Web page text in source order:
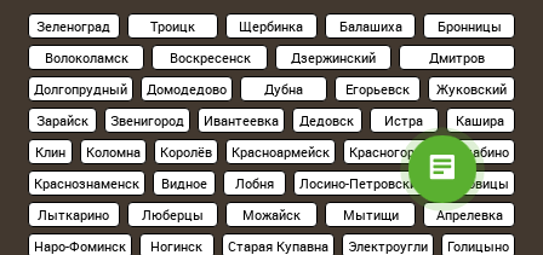
Зеленоград Троицк Щербинка Балашиха
Бронницы
Волоколамск
Воскресенск Дзержинский
Дмитров
Долгопрудный
Домодедово Дубна Егорьевск
Жуковский
Зарайск
Звенигород Ивантеевка Дедовск Истра
Кашира
Клин
Коломна Королёв Красноармейск Красногорск
Нахабино
Краснознаменск
Видное Лобня Лосино-Петровский
Луховицы
Лыткарино
Люберцы Можайск Мытищи
Апрелевка
Наро-Фоминск
Ногинск Старая Купавна Электроугли
Голицыно